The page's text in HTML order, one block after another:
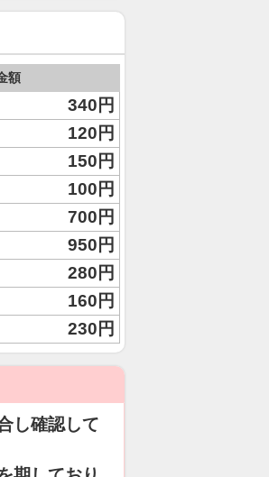
額
340円
120円
150円
100円
700円
950円
280円
160円
230円
し確認して